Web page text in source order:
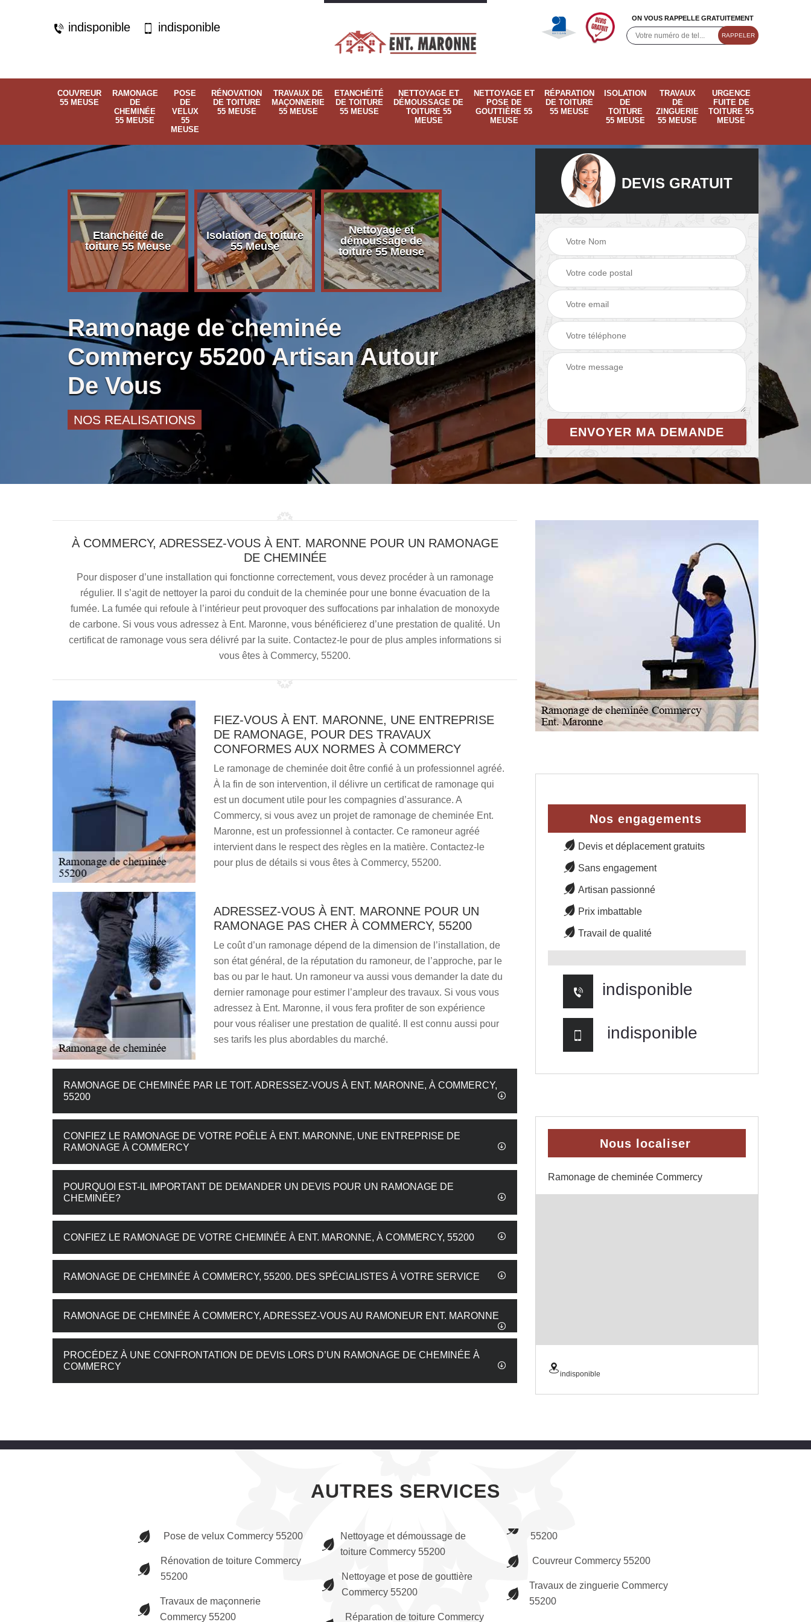
indisponible indisponible
ON VOUS RAPPELLE GRATUITEMENT
COUVREUR
55 MEUSE
RAMONAGE
DE
CHEMINÉE
55 MEUSE
POSE
DE
VELUX
55
MEUSE
RÉNOVATION
DE TOITURE
55 MEUSE
TRAVAUX DE
MAÇONNERIE
55 MEUSE
ETANCHÉITÉ
DE TOITURE
55 MEUSE
NETTOYAGE ET
DÉMOUSSAGE DE
TOITURE 55
MEUSE
NETTOYAGE ET
POSE DE
GOUTTIÈRE 55
MEUSE
RÉPARATION
DE TOITURE
55 MEUSE
ISOLATION
DE
TOITURE
55 MEUSE
TRAVAUX
DE
ZINGUERIE
55 MEUSE
URGENCE
FUITE DE
TOITURE 55
MEUSE
Etanchéité de
toiture 55 Meuse
Isolation de toiture
55 Meuse
Nettoyage et
démoussage de
toiture 55 Meuse
Nettoyage et pose
de gouttière 55
Meuse
Ramonage de
cheminée 55
Ramonage de cheminée
Commercy 55200 Artisan Autour
De Vous
NOS REALISATIONS
DEVIS GRATUIT
À COMMERCY, ADRESSEZ-VOUS À ENT. MARONNE POUR UN RAMONAGE
DE CHEMINÉE
Pour disposer d’une installation qui fonctionne correctement, vous devez procéder à un ramonage
régulier. Il s’agit de nettoyer la paroi du conduit de la cheminée pour une bonne évacuation de la
fumée. La fumée qui refoule à l’intérieur peut provoquer des suffocations par inhalation de monoxyde
de carbone. Si vous vous adressez à Ent. Maronne, vous bénéficierez d’une prestation de qualité. Un
certificat de ramonage vous sera délivré par la suite. Contactez-le pour de plus amples informations si
vous êtes à Commercy, 55200.
FIEZ-VOUS À ENT. MARONNE, UNE ENTREPRISE
DE RAMONAGE, POUR DES TRAVAUX
CONFORMES AUX NORMES À COMMERCY
Le ramonage de cheminée doit être confié à un professionnel agréé.
À la fin de son intervention, il délivre un certificat de ramonage qui
est un document utile pour les compagnies d’assurance. A
Commercy, si vous avez un projet de ramonage de cheminée Ent.
Maronne, est un professionnel à contacter. Ce ramoneur agréé
intervient dans le respect des règles en la matière. Contactez-le
pour plus de détails si vous êtes à Commercy, 55200.
ADRESSEZ-VOUS À ENT. MARONNE POUR UN
RAMONAGE PAS CHER À COMMERCY, 55200
Le coût d’un ramonage dépend de la dimension de l’installation, de
son état général, de la réputation du ramoneur, de l’approche, par le
bas ou par le haut. Un ramoneur va aussi vous demander la date du
dernier ramonage pour estimer l’ampleur des travaux. Si vous vous
adressez à Ent. Maronne, il vous fera profiter de son expérience
pour vous réaliser une prestation de qualité. Il est connu aussi pour
ses tarifs les plus abordables du marché.
RAMONAGE DE CHEMINÉE PAR LE TOIT. ADRESSEZ-VOUS À ENT. MARONNE, À COMMERCY,
55200
CONFIEZ LE RAMONAGE DE VOTRE POÊLE À ENT. MARONNE, UNE ENTREPRISE DE
RAMONAGE À COMMERCY
POURQUOI EST-IL IMPORTANT DE DEMANDER UN DEVIS POUR UN RAMONAGE DE
CHEMINÉE?
CONFIEZ LE RAMONAGE DE VOTRE CHEMINÉE À ENT. MARONNE, À COMMERCY, 55200
RAMONAGE DE CHEMINÉE À COMMERCY, 55200. DES SPÉCIALISTES À VOTRE SERVICE
RAMONAGE DE CHEMINÉE À COMMERCY, ADRESSEZ-VOUS AU RAMONEUR ENT. MARONNE
PROCÉDEZ À UNE CONFRONTATION DE DEVIS LORS D’UN RAMONAGE DE CHEMINÉE À
COMMERCY
Nos engagements
Devis et déplacement gratuits
Sans engagement
Artisan passionné
Prix imbattable
Travail de qualité
indisponible
indisponible
Nous localiser
Ramonage de cheminée Commercy
indisponible
AUTRES SERVICES
Pose de velux Commercy 55200
Rénovation de toiture Commercy
55200
Travaux de maçonnerie
Commercy 55200
Nettoyage et démoussage de
toiture Commercy 55200
Nettoyage et pose de gouttière
Commercy 55200
Réparation de toiture Commercy
55200
Couvreur Commercy 55200
Travaux de zinguerie Commercy
55200